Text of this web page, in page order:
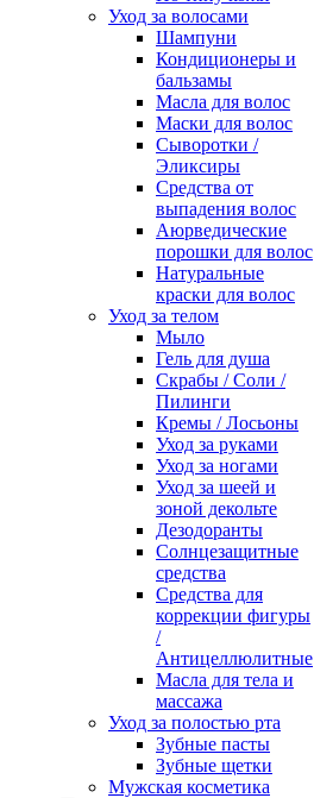
Уход за волосами
Шампуни
Кондиционеры и
бальзамы
Масла для волос
Маски для волос
Сыворотки /
Эликсиры
Средства от
выпадения волос
Аюрведические
порошки для волос
Натуральные
краски для волос
Уход за телом
Мыло
Гель для душа
Скрабы / Соли /
Пилинги
Кремы / Лосьоны
Уход за руками
Уход за ногами
Уход за шеей и
зоной декольте
Дезодоранты
Солнцезащитные
средства
Средства для
коррекции фигуры
/
Антицеллюлитные
Масла для тела и
массажа
Уход за полостью рта
Зубные пасты
Зубные щетки
Мужская косметика